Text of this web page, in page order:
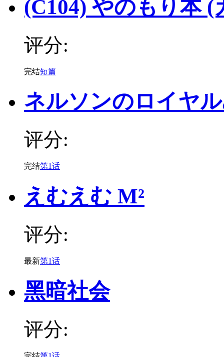
(C104) やのもり本
评分:
完结短篇
ネルソンのロイヤ
评分:
完结第1话
えむえむ M²
评分:
最新第1话
黑暗社会
评分: